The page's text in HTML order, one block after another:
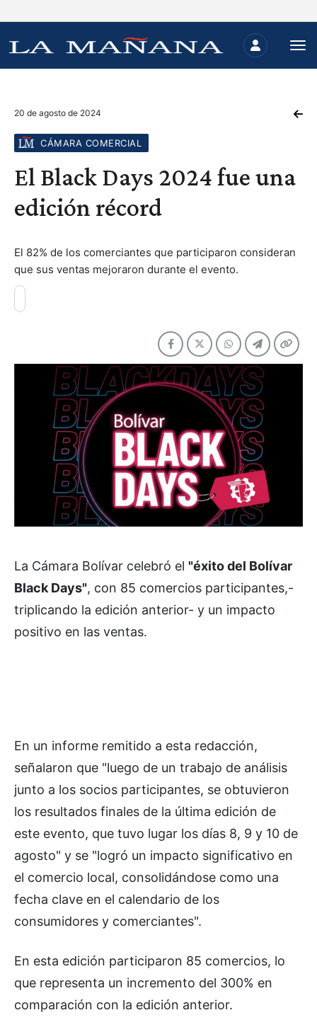
20 de agosto de 2024
CÁMARA COMERCIAL
El Black Days 2024 fue una
edición récord
El 82% de los comerciantes que participaron consideran
que sus ventas mejoraron durante el evento.
La Cámara Bolívar celebró el "éxito del Bolívar
Black Days", con 85 comercios participantes,-
triplicando la edición anterior- y un impacto
positivo en las ventas.
En un informe remitido a esta redacción,
señalaron que "luego de un trabajo de análisis
junto a los socios participantes, se obtuvieron
los resultados finales de la última edición de
este evento, que tuvo lugar los días 8, 9 y 10 de
agosto" y se "logró un impacto significativo en
el comercio local, consolidándose como una
fecha clave en el calendario de los
consumidores y comerciantes".
En esta edición participaron 85 comercios, lo
que representa un incremento del 300% en
comparación con la edición anterior.